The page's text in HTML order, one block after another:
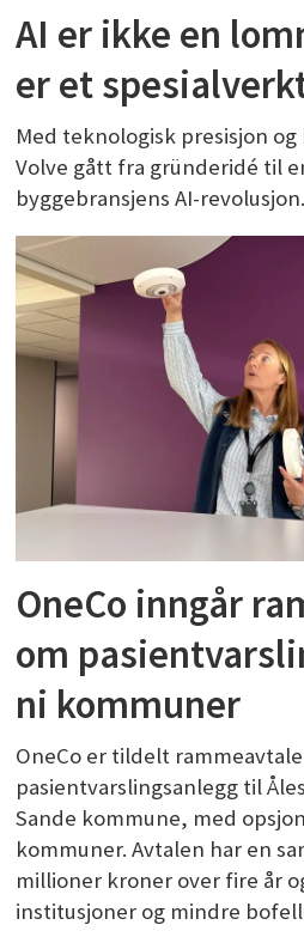
AI er ikke en
er et
Med teknologisk presisjon
Volve gått fra gründeridé til
byggebransjens AI-revolusjon.
OneCo inngår
om
ni kommuner
OneCo er tildelt
pasientvarslingsanlegg til
Sande kommune, med
kommuner. Avtalen har en
millioner kroner over fire år
institusjoner og mindre